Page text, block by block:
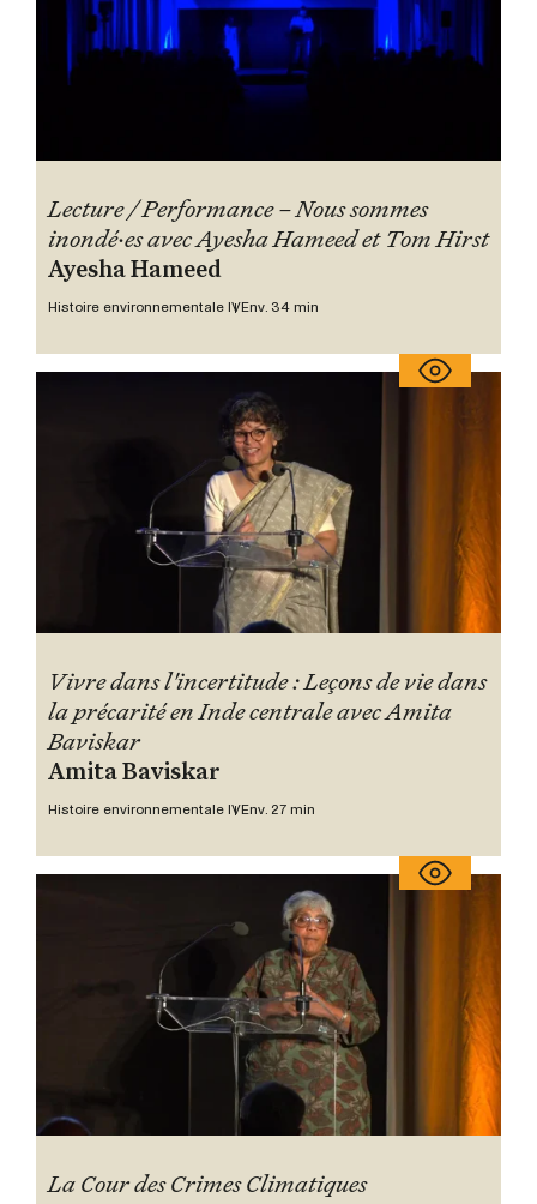
Lecture / Performance – Nous sommes
inondé·es avec Ayesha Hameed et Tom Hirst
Ayesha Hameed
Histoire environnementale IVEnv. 34 min
Vivre dans l'incertitude : Leçons de vie dans
la précarité en Inde centrale avec Amita
Baviskar
Amita Baviskar
Histoire environnementale IVEnv. 27 min
La Cour des Crimes Climatiques